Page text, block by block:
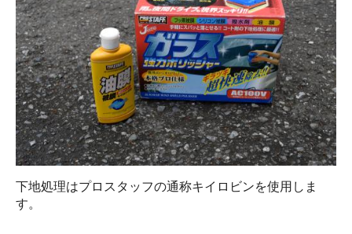
下地処理はプロスタッフの通称キイロビンを使用しま
す。